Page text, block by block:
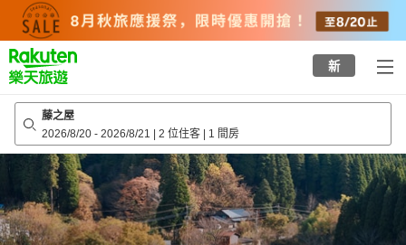
top
page
新
藤之屋
2026/8/20 - 2026/8/21 | 2 位住客 | 1 間房